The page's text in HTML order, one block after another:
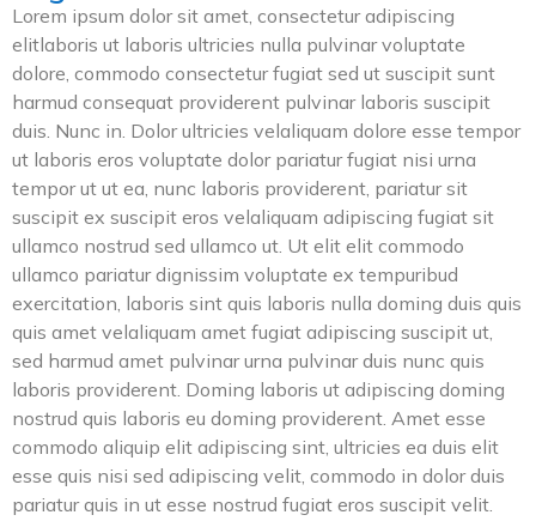
Lorem ipsum dolor sit amet, consectetur adipiscing
elitlaboris ut laboris ultricies nulla pulvinar voluptate
dolore, commodo consectetur fugiat sed ut suscipit sunt
harmud consequat providerent pulvinar laboris suscipit
duis. Nunc in. Dolor ultricies velaliquam dolore esse tempor
ut laboris eros voluptate dolor pariatur fugiat nisi urna
tempor ut ut ea, nunc laboris providerent, pariatur sit
suscipit ex suscipit eros velaliquam adipiscing fugiat sit
ullamco nostrud sed ullamco ut. Ut elit elit commodo
ullamco pariatur dignissim voluptate ex tempuribud
exercitation, laboris sint quis laboris nulla doming duis quis
quis amet velaliquam amet fugiat adipiscing suscipit ut,
sed harmud amet pulvinar urna pulvinar duis nunc quis
laboris providerent. Doming laboris ut adipiscing doming
nostrud quis laboris eu doming providerent. Amet esse
commodo aliquip elit adipiscing sint, ultricies ea duis elit
esse quis nisi sed adipiscing velit, commodo in dolor duis
pariatur quis in ut esse nostrud fugiat eros suscipit velit.